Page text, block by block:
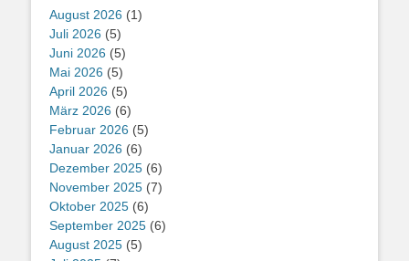
August 2026 (1)
Juli 2026 (5)
Juni 2026 (5)
Mai 2026 (5)
April 2026 (5)
März 2026 (6)
Februar 2026 (5)
Januar 2026 (6)
Dezember 2025 (6)
November 2025 (7)
Oktober 2025 (6)
September 2025 (6)
August 2025 (5)